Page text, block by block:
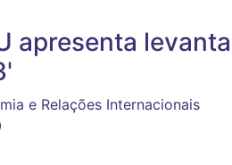
apresenta
e Relações Internacionais